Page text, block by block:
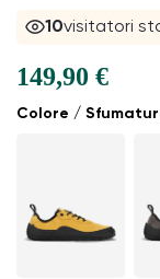
10visitatori
Colore /
149,90 €